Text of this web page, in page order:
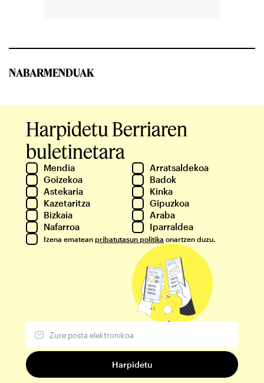
NABARMENDUAK
Harpidetu Berriaren
buletinetara
Mendia
Arratsaldekoa
Goizekoa
Badok
Astekaria
Kinka
Kazetaritza
Gipuzkoa
Bizkaia
Araba
Nafarroa
Iparraldea
Izena ematean pribatutasun politika onartzen duzu.